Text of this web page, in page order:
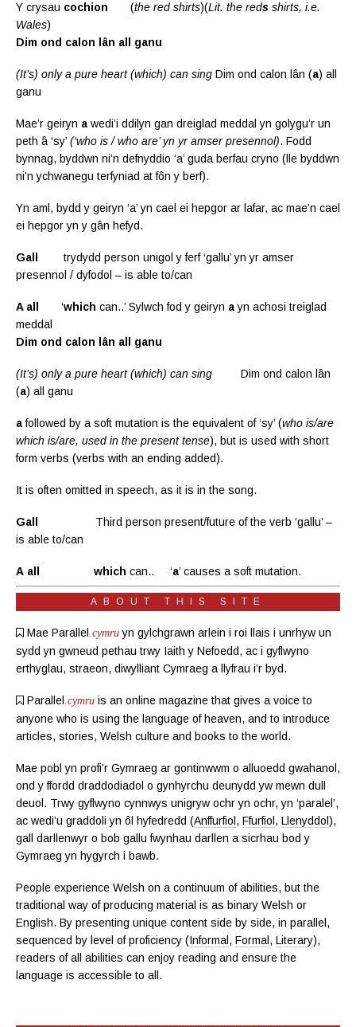
Y crysau cochion (the red shirts)(Lit. the reds shirts, i.e.
Wales)
Dim ond calon lân all ganu
(It’s) only a pure heart (which) can sing Dim ond calon lân (a) all
ganu
Mae’r geiryn a wedi’i ddilyn gan dreiglad meddal yn golygu’r un
peth â ‘sy’ (‘who is / who are’ yn yr amser presennol). Fodd
bynnag, byddwn ni’n defnyddio ‘a’ guda berfau cryno (lle byddwn
ni’n ychwanegu terfyniad at fôn y berf).
Yn aml, bydd y geiryn ‘a’ yn cael ei hepgor ar lafar, ac mae’n cael
ei hepgor yn y gân hefyd.
Gall trydydd person unigol y ferf ‘gallu’ yn yr amser
presennol / dyfodol – is able to/can
A all ‘which can..’ Sylwch fod y geiryn ayn achosi treiglad
meddal
Dim ond calon lân all ganu
(It’s) only a pure heart (which) can sing
Dim ond calon lân
(a) all ganu
afollowed by a soft mutation is the equivalent of ‘sy’ (who is/are
which is/are, used in the present tense), but is used with short
form verbs (verbs with an ending added).
It is often omitted in speech, as it is in the song.
Gall Third person present/future of the verb ‘gallu’ –
is able to/can
A all which can.. ‘a’ causes a soft mutation.
ABOUT THIS SITE
Mae Parallel .cymru yn gylchgrawn arlein i roi llais i unrhyw un
sydd yn gwneud pethau trwy Iaith y Nefoedd, ac i gyflwyno
erthyglau, straeon, diwylliant Cymraeg a llyfrau i’r byd.
Parallel .cymru is an online magazine that gives a voice to
anyone who is using the language of heaven, and to introduce
articles, stories, Welsh culture and books to the world.
Mae pobl yn profi’r Gymraeg ar gontinwwm o alluoedd gwahanol,
ond y ffordd draddodiadol o gynhyrchu deunydd yw mewn dull
deuol. Trwy gyflwyno cynnwys unigryw ochr yn ochr, yn ‘paralel’,
ac wedi’u graddoli yn ôl hyfedredd (Anffurfiol, Ffurfiol, Llenyddol),
gall darllenwyr o bob gallu fwynhau darllen a sicrhau bod y
Gymraeg yn hygyrch i bawb.
People experience Welsh on a continuum of abilities, but the
traditional way of producing material is as binary Welsh or
English. By presenting unique content side by side, in parallel,
sequenced by level of proficiency (Informal, Formal, Literary),
readers of all abilities can enjoy reading and ensure the
language is accessible to all.